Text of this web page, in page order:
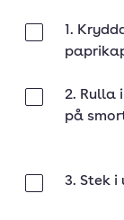
1.
2. Rulla
på
3. Stek i